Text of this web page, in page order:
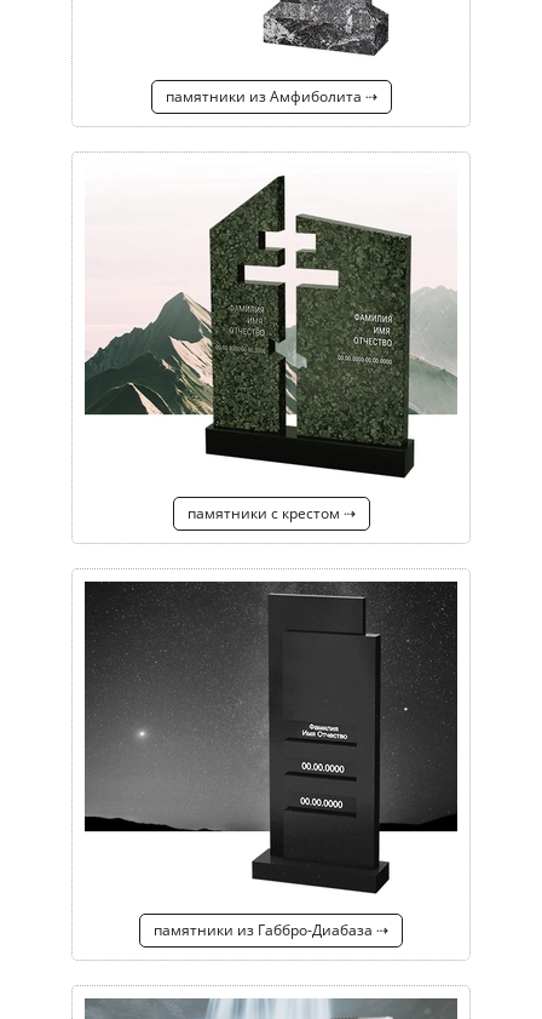
памятники из Амфиболита ⇢
памятники с крестом ⇢
памятники из Габбро-Диабаза ⇢